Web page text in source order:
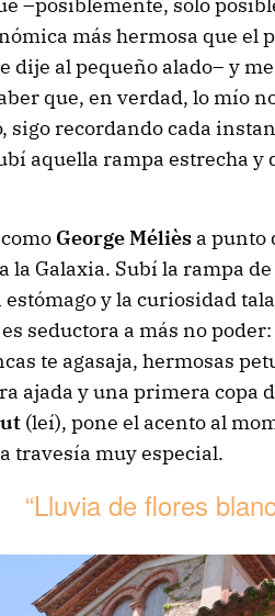
más hermosa que el
dije al pequeño alado– y
que, en verdad, lo mío
sigo recordando cada
aquella rampa estrecha y
George Mélièsa punto
la Galaxia. Subí la rampa
y la curiosidad
seductora a más no
te agasaja, hermosas
ajada y una primera copa
(leí), pone el acento al
travesía muy especial.
“Lluvia de flores